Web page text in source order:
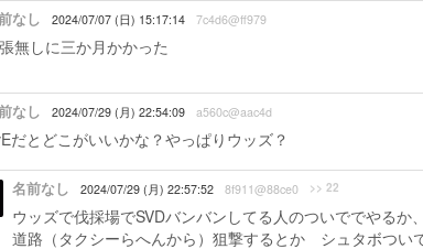
なし 2024/07/07 (日) 15:17:14 7c4d6@ff979
無しに三か月かかった
なし 2024/07/29 (月) 22:54:09 a560c@aac4d
だとどこがいいかな？やっぱりウッズ？
名前なし 2024/07/29 (月) 22:57:52 8f911@88ce0 >> 22
ウッズで伐採場でSVDバンバンしてる人のついででやる
道路（タクシーらへんから）狙撃するとか シュタボつい